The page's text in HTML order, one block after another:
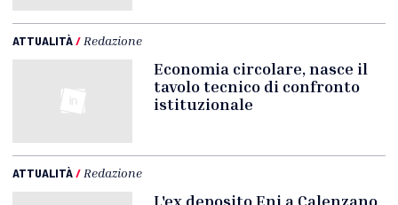
ATTUALITÀ/ Redazione
Economia circolare, nasce il
tavolo tecnico di confronto
istituzionale
ATTUALITÀ/ Redazione
L'ex deposito Eni a Calenzano